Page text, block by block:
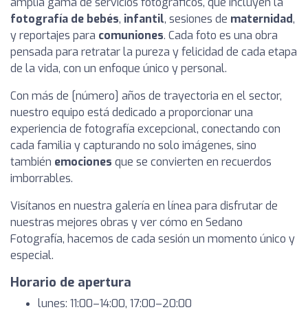
fotografía de bebés, infantil, sesiones de maternidad,
y reportajes para comuniones. Cada foto es una obra
pensada para retratar la pureza y felicidad de cada etapa
de la vida, con un enfoque único y personal.
Con más de [número] años de trayectoria en el sector,
nuestro equipo está dedicado a proporcionar una
experiencia de fotografía excepcional, conectando con
cada familia y capturando no solo imágenes, sino
también emociones que se convierten en recuerdos
imborrables.
Visítanos en nuestra galería en línea para disfrutar de
nuestras mejores obras y ver cómo en Sedano
Fotografía, hacemos de cada sesión un momento único y
especial.
Horario de apertura
lunes: 11:00–14:00, 17:00–20:00